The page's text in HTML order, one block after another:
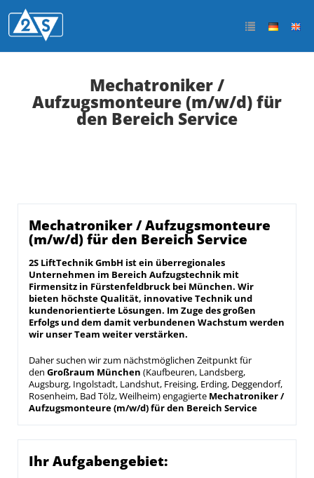
Mechatroniker /
Aufzugsmonteure (m/w/d) für
den Bereich Service
Mechatroniker / Aufzugsmonteure
(m/w/d) für den Bereich Service
2S LiftTechnik GmbH ist ein überregionales
Unternehmen im Bereich Aufzugstechnik mit
Firmensitz in Fürstenfeldbruck bei München. Wir
bieten höchste Qualität, innovative Technik und
kundenorientierte Lösungen. Im Zuge des großen
Erfolgs und dem damit verbundenen Wachstum werden
wir unser Team weiter verstärken.
Daher suchen wir zum nächstmöglichen Zeitpunkt für
den Großraum München (Kaufbeuren, Landsberg,
Augsburg, Ingolstadt, Landshut, Freising, Erding, Deggendorf,
Rosenheim, Bad Tölz, Weilheim) engagierte Mechatroniker /
Aufzugsmonteure (m/w/d) für den Bereich Service
Ihr Aufgabengebiet: